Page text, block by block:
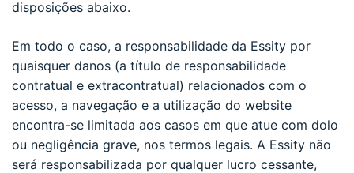
disposições abaixo.
Em todo o caso, a responsabilidade da Essity por
quaisquer danos (a título de responsabilidade
contratual e extracontratual) relacionados com o
acesso, a navegação e a utilização do website
encontra-se limitada aos casos em que atue com dolo
ou negligência grave, nos termos legais. A Essity não
será responsabilizada por qualquer lucro cessante,